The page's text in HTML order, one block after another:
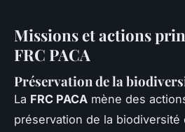
Missions et actions
FRC PACA
Préservation de la
La FRC PACA mène des
préservation de la biodiversité